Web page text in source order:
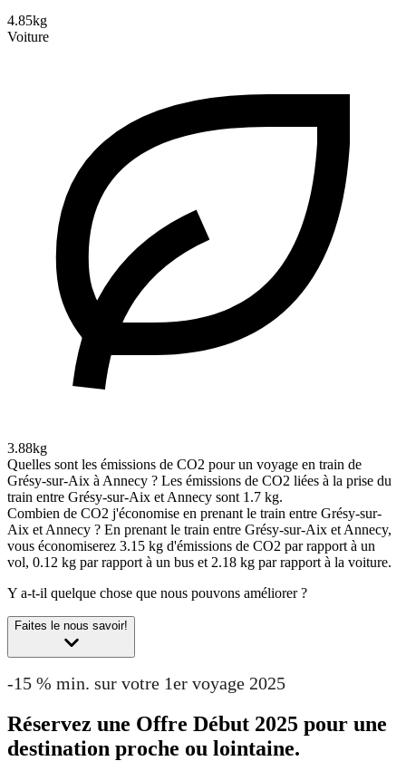
4.85kg
Voiture
3.88kg
Quelles sont les émissions de CO2 pour un voyage en train de
Grésy-sur-Aix à Annecy ? Les émissions de CO2 liées à la prise du
train entre Grésy-sur-Aix et Annecy sont 1.7 kg.
Combien de CO2 j'économise en prenant le train entre Grésy-sur-
Aix et Annecy ? En prenant le train entre Grésy-sur-Aix et Annecy,
vous économiserez 3.15 kg d'émissions de CO2 par rapport à un
vol, 0.12 kg par rapport à un bus et 2.18 kg par rapport à la voiture.
Y a-t-il quelque chose que nous pouvons améliorer ?
Faites le nous savoir!
-15 % min. sur votre 1er voyage 2025
Réservez une Offre Début 2025 pour une
destination proche ou lointaine.